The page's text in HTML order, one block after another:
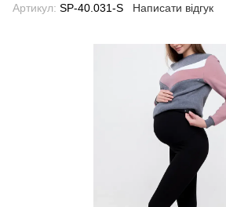
Артикул: SP-40.031-S Написати відгук